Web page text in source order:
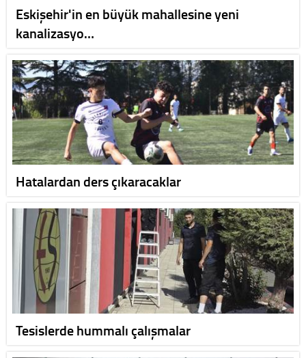
Eskişehir'in en büyük mahallesine yeni
kanalizasyo…
Hatalardan ders çıkaracaklar
Tesislerde hummalı çalışmalar